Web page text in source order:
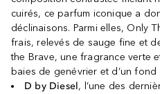
cuirés, ce parfum iconique a
déclinaisons. Parmi elles, Only
frais, relevés de sauge fine et
the Brave, une fragrance verte
baies de genévrier et d’un fond
D by Diesel, l’une des